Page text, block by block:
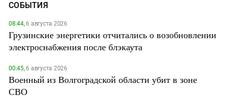
СОБЫТИЯ
08:44,6 августа 2026
Грузинские энергетики отчитались о возобновлении
электроснабжения после блэкаута
00:45,6 августа 2026
Военный из Волгоградской области убит в зоне
СВО